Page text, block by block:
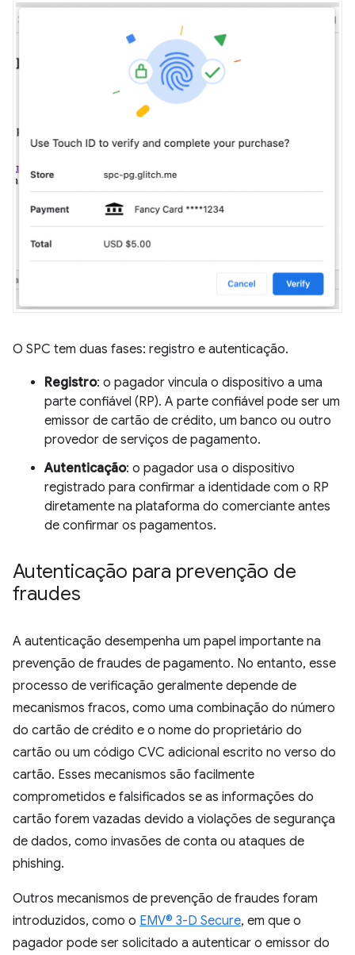
O SPC tem duas fases: registro e autenticação.
Registro: o pagador vincula o dispositivo a uma
parte confiável (RP). A parte confiável pode ser um
emissor de cartão de crédito, um banco ou outro
provedor de serviços de pagamento.
Autenticação: o pagador usa o dispositivo
registrado para confirmar a identidade com o RP
diretamente na plataforma do comerciante antes
de confirmar os pagamentos.
Autenticação para prevenção de
fraudes
A autenticação desempenha um papel importante na
prevenção de fraudes de pagamento. No entanto, esse
processo de verificação geralmente depende de
mecanismos fracos, como uma combinação do número
do cartão de crédito e o nome do proprietário do
cartão ou um código CVC adicional escrito no verso do
cartão. Esses mecanismos são facilmente
comprometidos e falsificados se as informações do
cartão forem vazadas devido a violações de segurança
de dados, como invasões de conta ou ataques de
phishing.
Outros mecanismos de prevenção de fraudes foram
introduzidos, como o EMV® 3-D Secure, em que o
pagador pode ser solicitado a autenticar o emissor do